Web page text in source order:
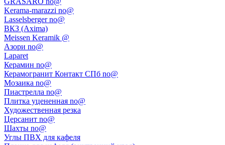
Kerama-marazzi no@
Lasselsberger no@
ВКЗ (Axima)
Meissen Keramik @
Азори no@
Laparet
Керамин no@
Керамогранит Контакт СПб no@
Мозаика no@
Пиастрелла no@
Плитка уцененная no@
Художественная резка
Церсанит no@
Шахты no@
Углы ПВХ для кафеля